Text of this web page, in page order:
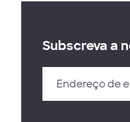
Subscreva a